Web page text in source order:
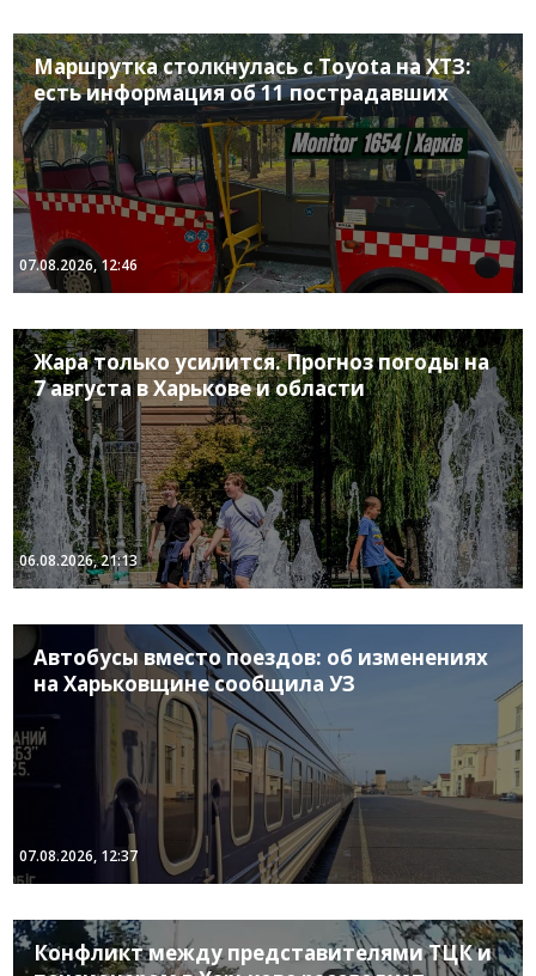
Маршрутка столкнулась с Toyota на ХТЗ:
есть информация об 11 пострадавших
07.08.2026, 12:46
Жара только усилится. Прогноз погоды на
7 августа в Харькове и области
06.08.2026, 21:13
Автобусы вместо поездов: об изменениях
на Харьковщине сообщила УЗ
07.08.2026, 12:37
Конфликт между представителями ТЦК и